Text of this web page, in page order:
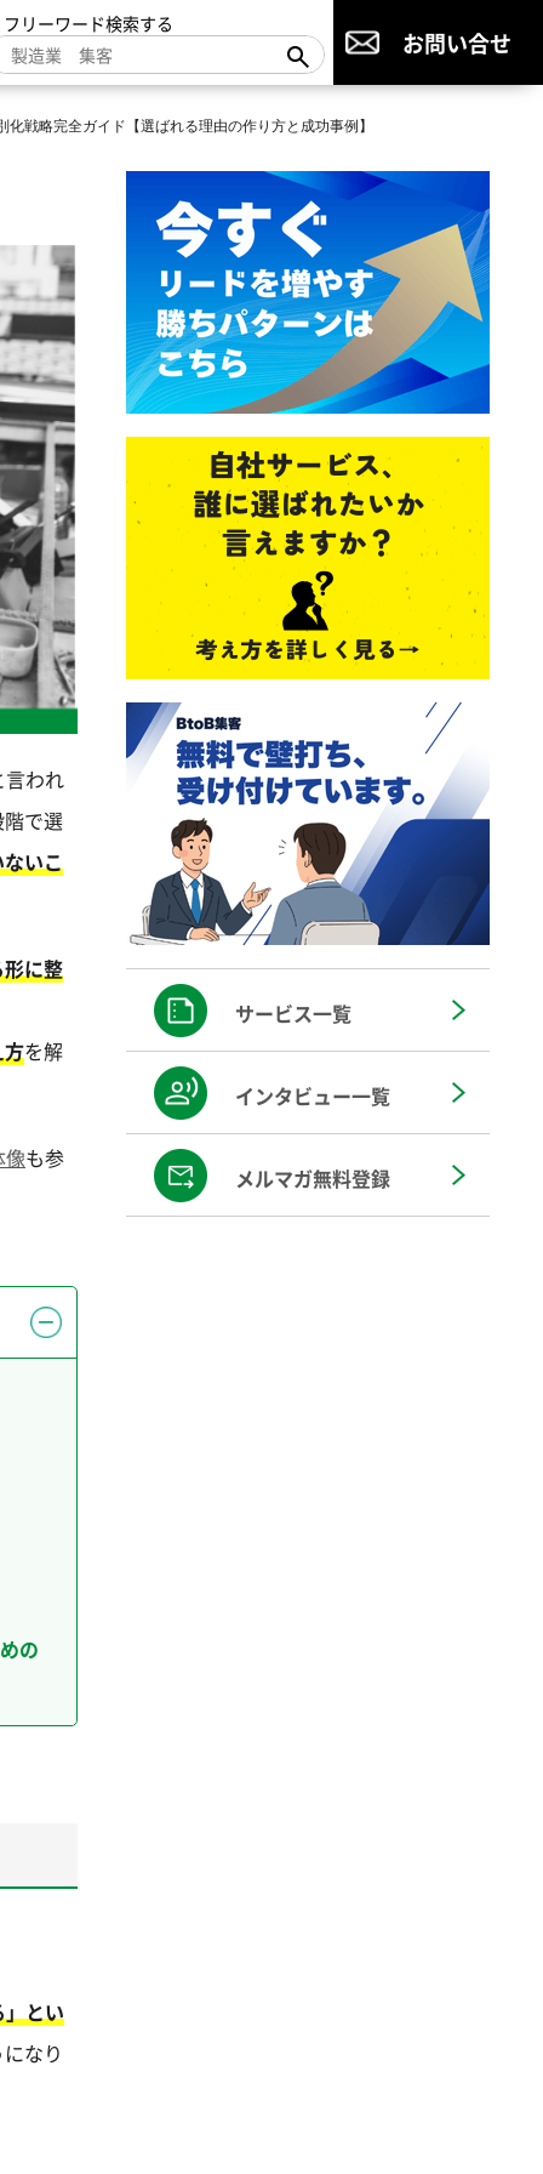
リーワード検索する
お問い合せ
化戦略完全ガイド【選ばれる理由の作り方と成功事例】
言われ
で選
いこ
に整
を解
も参
の
とい
なり
サービス一覧
インタビュー一覧
メルマガ無料登録